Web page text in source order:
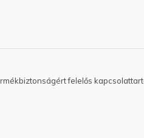
felelős